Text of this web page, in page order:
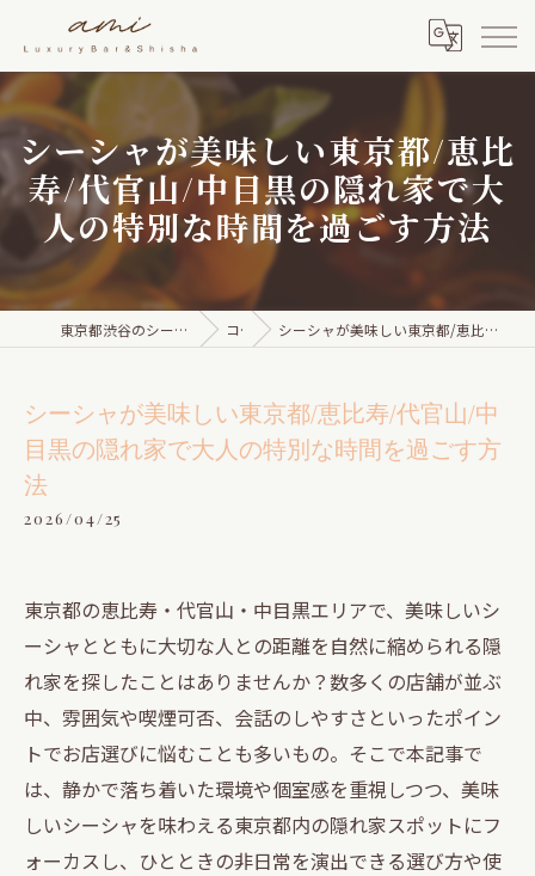
シーシャが美味しい東京都/恵比
寿/代官山/中目黒の隠れ家で大
人の特別な時間を過ごす方法
東京都渋谷のシーシャならami Luxury Bar & Shisha コラム シーシャが美味しい東京都/恵比寿/代官山/中目黒の隠れ家で大人の特別な時間を過ごす方法
シーシャが美味しい東京都/恵比寿/代官山/中
目黒の隠れ家で大人の特別な時間を過ごす方
法
2026/04/25
東京都の恵比寿・代官山・中目黒エリアで、美味しいシ
ーシャとともに大切な人との距離を自然に縮められる隠
れ家を探したことはありませんか？数多くの店舗が並ぶ
中、雰囲気や喫煙可否、会話のしやすさといったポイン
トでお店選びに悩むことも多いもの。そこで本記事で
は、静かで落ち着いた環境や個室感を重視しつつ、美味
しいシーシャを味わえる東京都内の隠れ家スポットにフ
ォーカスし、ひとときの非日常を演出できる選び方や使